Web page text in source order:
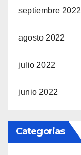
septiembre 2022
agosto 2022
julio 2022
junio 2022
Categorias